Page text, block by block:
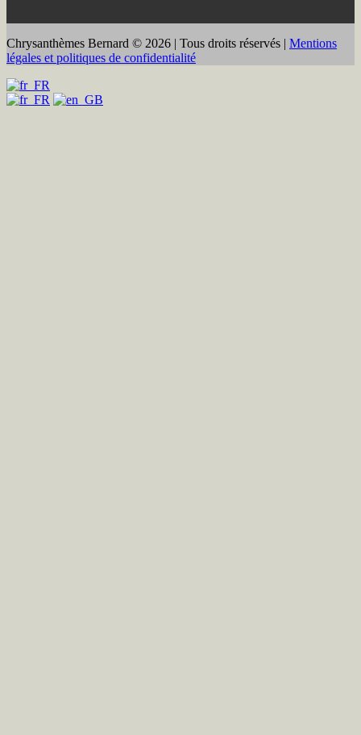
Chrysanthèmes Bernard © 2026 | Tous droits réservés | Mentions
légales et politiques de confidentialité